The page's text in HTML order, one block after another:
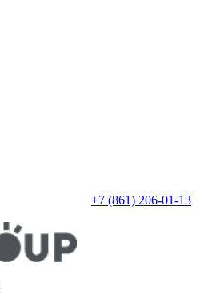
+7 (861) 206-01-13